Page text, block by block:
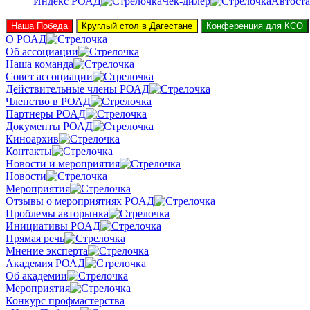
Наша Победа Круглый стол в Дагестане Конференция для КСО
О РОАД
Об ассоциации
Наша команда
Совет ассоциации
Действительные члены РОАД
Членство в РОАД
Партнеры РОАД
Документы РОАД
Киноархив
Контакты
Новости и мероприятия
Новости
Мероприятия
Отзывы о мероприятиях РОАД
Проблемы авторынка
Инициативы РОАД
Прямая речь
Мнение эксперта
Академия РОАД
Об академии
Мероприятия
Конкурс профмастерства